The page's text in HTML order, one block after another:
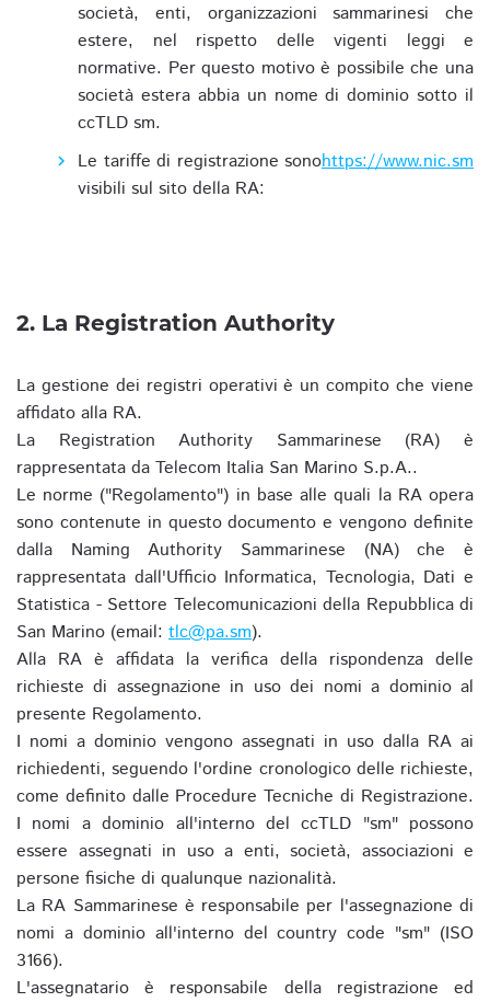
società, enti, organizzazioni sammarinesi che
estere, nel rispetto delle vigenti leggi e
normative. Per questo motivo è possibile che una
società estera abbia un nome di dominio sotto il
ccTLD sm.
Le tariffe di registrazione sono
visibili sul sito della RA:
https://www.nic.sm
2. La Registration Authority
La gestione dei registri operativi è un compito che viene
affidato alla RA.
La Registration Authority Sammarinese (RA) è
rappresentata da Telecom Italia San Marino S.p.A..
Le norme ("Regolamento") in base alle quali la RA opera
sono contenute in questo documento e vengono definite
dalla Naming Authority Sammarinese (NA) che è
rappresentata dall'Ufficio Informatica, Tecnologia, Dati e
Statistica - Settore Telecomunicazioni della Repubblica di
San Marino (email: tlc@pa.sm).
Alla RA è affidata la verifica della rispondenza delle
richieste di assegnazione in uso dei nomi a dominio al
presente Regolamento.
I nomi a dominio vengono assegnati in uso dalla RA ai
richiedenti, seguendo l'ordine cronologico delle richieste,
come definito dalle Procedure Tecniche di Registrazione.
I nomi a dominio all'interno del ccTLD "sm" possono
essere assegnati in uso a enti, società, associazioni e
persone fisiche di qualunque nazionalità.
La RA Sammarinese è responsabile per l'assegnazione di
nomi a dominio all'interno del country code "sm" (ISO
3166).
L'assegnatario è responsabile della registrazione ed